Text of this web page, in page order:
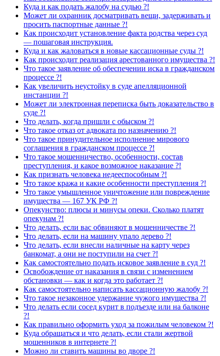
Куда и как подать жалобу на судью ?!
Может ли охранник досматривать вещи, задерживать и
просить паспортные данные ?!
Как происходит установление факта родства через суд
— пошаговая инструкция.
Куда и как жаловаться в новые кассационные суды ?!
Как происходит реализация арестованного имущества ?!
Что такое заявление об обеспечении иска в гражданском
процессе ?!
Как увеличить неустойку в суде апелляционной
инстанции ?!
Может ли электронная переписка быть доказательство в
суде ?!
Что делать, когда пришли с обыском ?!
Что такое отказ от адвоката по назначению ?!
Что такое принудительное исполнение мирового
соглашения в гражданском процессе ?!
Что такое мошенничество, особенности, состав
преступления, и какое возможное наказание ?!
Как признать человека недееспособным ?!
Что такое кража и какие особенности преступления ?!
Что такое умышленное уничтожение или повреждение
имущества — 167 УК РФ ?!
Опекунство: плюсы и минусы опеки. Сколько платят
опекунам ?!
Что делать, если вас обвиняют в мошенничестве ?!
Что делать, если на машину упало дерево ?!
Что делать, если внесли наличные на карту через
банкомат, а они не поступили на счет ?!
Как самостоятельно подать исковое заявление в суд ?!
Освобождение от наказания в связи с изменением
обстановки — как и когда это работает ?!
Как самостоятельно написать кассационную жалобу ?!
Что такое незаконное удержание чужого имущества ?!
Что делать если сосед курит в подъезде или на балконе
?!
Как правильно оформить уход за пожилым человеком ?!
Куда обращаться и что делать, если стали жертвой
мошенников в интернете ?!
Можно ли ставить машины во дворе ?!